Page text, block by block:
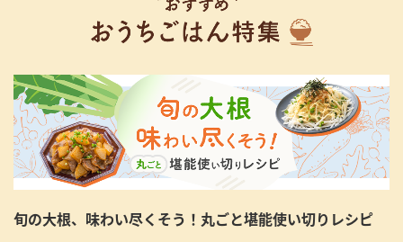
旬の大根、味わい尽くそう！丸ごと堪能使い切りレシピ